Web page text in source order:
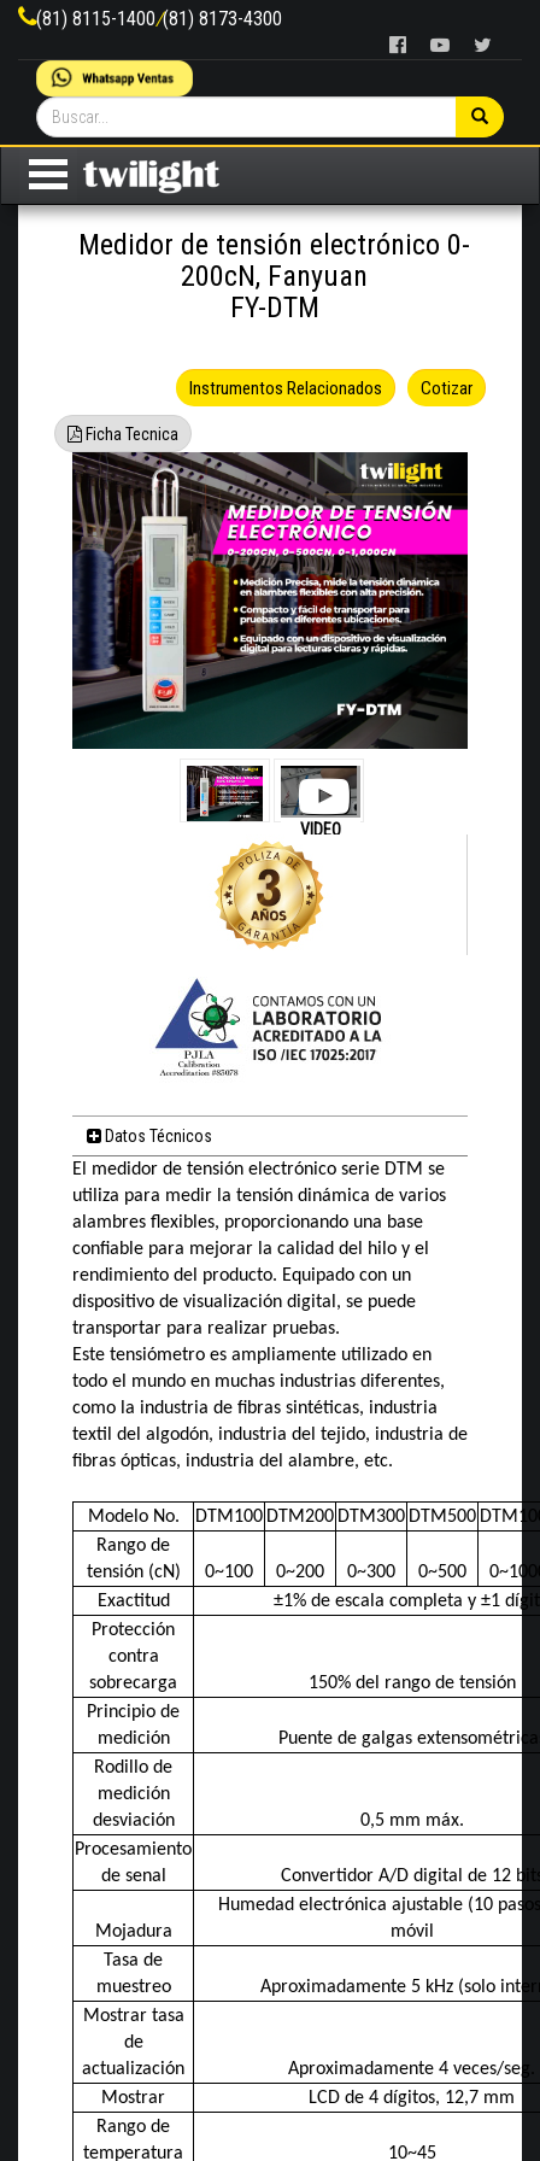
(81) 8115-1400/(81) 8173-4300
Medidor de tensión electrónico 0-
200cN, Fanyuan
FY-DTM
Cotizar
Instrumentos Relacionados
Ficha Tecnica
VIDEO
Datos Técnicos
El medidor de tensión electrónico serie DTM se
utiliza para medir la tensión dinámica de varios
alambres flexibles, proporcionando una base
confiable para mejorar la calidad del hilo y el
rendimiento del producto. Equipado con un
dispositivo de visualización digital, se puede
transportar para realizar pruebas.
Este tensiómetro es ampliamente utilizado en
todo el mundo en muchas industrias diferentes,
como la industria de fibras sintéticas, industria
textil del algodón, industria del tejido, industria de
fibras ópticas, industria del alambre, etc.
Modelo No. DTM100 DTM200 DTM300 DTM500
Rango de
tensión (cN)
0~100 0~200 0~300 0~500
Exactitud
±1% de escala completa y ±1
Protección
contra
sobrecarga
150% del rango de tensión
Principio de
medición
Puente de galgas
Rodillo de
medición
desviación
0,5 mm máx.
Procesamiento
de senal
Convertidor A/D digital de 12
Mojadura
Humedad electrónica ajustable (10
móvil
Tasa de
muestreo
Aproximadamente 5 kHz (solo
Mostrar tasa
de
actualización
Aproximadamente 4 veces/seg.
Mostrar
LCD de 4 dígitos, 12,7 mm
Rango de
temperatura
10~45